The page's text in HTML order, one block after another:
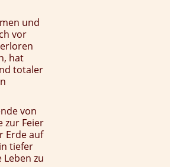
und
vor
hat
totaler
von
zur Feier
Erde auf
tiefer
zu